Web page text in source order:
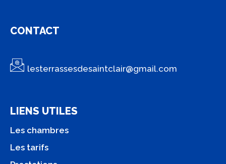
CONTACT
lesterrassesdesaintclair@gmail.com
LIENS UTILES
Les chambres
Les tarifs